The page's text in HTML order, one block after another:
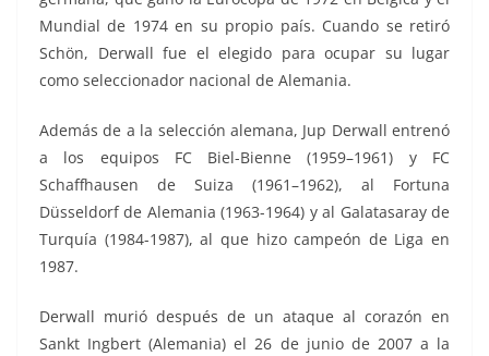
Mundial de 1974 en su propio país. Cuando se retiró
Schön, Derwall fue el elegido para ocupar su lugar
como seleccionador nacional de Alemania.
Además de a la selección alemana, Jup Derwall entrenó
a los equipos FC Biel-Bienne (1959–1961) y FC
Schaffhausen de Suiza (1961–1962), al Fortuna
Düsseldorf de Alemania (1963-1964) y al Galatasaray de
Turquía (1984-1987), al que hizo campeón de Liga en
1987.
Derwall murió después de un ataque al corazón en
Sankt Ingbert (Alemania) el 26 de junio de 2007 a la